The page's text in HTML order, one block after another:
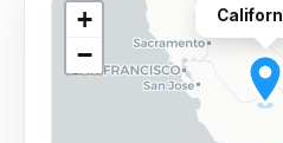
+
−